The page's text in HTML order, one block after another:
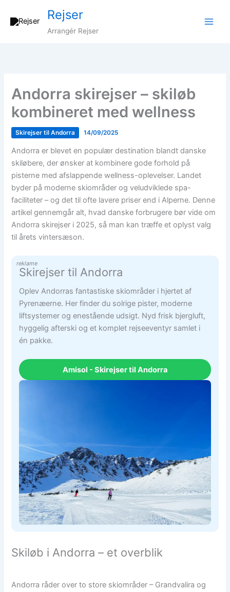
Rejser
Arrangér Rejser
Andorra skirejser – skiløb
kombineret med wellness
Skirejser til Andorra 14/09/2025
Andorra er blevet en populær destination blandt danske
skiløbere, der ønsker at kombinere gode forhold på
pisterne med afslappende wellness-oplevelser. Landet
byder på moderne skiområder og veludviklede spa-
faciliteter – og det til ofte lavere priser end i Alperne. Denne
artikel gennemgår alt, hvad danske forbrugere bør vide om
Andorra skirejser i 2025, så man kan træffe et oplyst valg
til årets vintersæson.
reklame
Skirejser til Andorra
Oplev Andorras fantastiske skiområder i hjertet af
Pyrenæerne. Her finder du solrige pister, moderne
liftsystemer og enestående udsigt. Nyd frisk bjergluft,
hyggelig afterski og et komplet rejseeventyr samlet i
én pakke.
Amisol - Skirejser til Andorra
Skiløb i Andorra – et overblik
Andorra råder over to store skiområder – Grandvalira og